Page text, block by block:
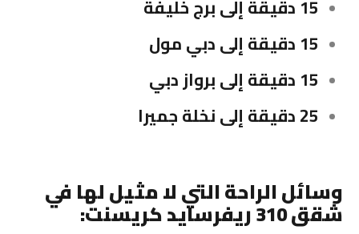
15 دقيقة إلى برج خليفة
15 دقيقة إلى دبي مول
15 دقيقة إلى برواز دبي
25 دقيقة إلى نخلة جميرا
وسائل الراحة التي لا مثيل لها في
شقق 310 ريفرسايد كريسنت: